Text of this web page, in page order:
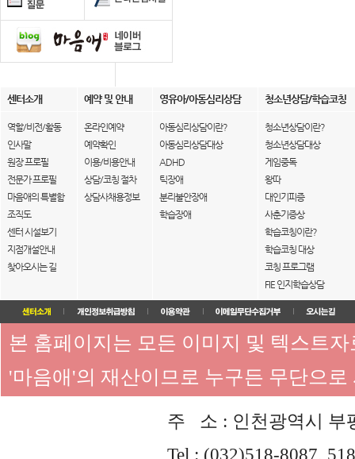
센터소개 예약 및 안내 영유아/아동심리상담 청소년상담/학습코칭
역할/비전/활동
인사말
원장 프로필
전문가 프로필
마음애의 특별함
조직도
센터 시설보기
지점개설안내
찾아오시는 길
온라인예약
예약확인
이용/비용안내
상담/코칭 절차
상담사채용정보
아동심리상담이란?
아동심리상담대상
ADHD
틱장애
분리불안장애
학습장애
청소년상담이란?
청소년상담대상
게임중독
왕따
대인기피증
사춘기증상
학습코칭이란?
학습코칭 대상
코칭 프로그램
FIE 인지학습상담
본 홈페이지는 모든 이미지 및 텍스트
'마음애'의 재산이므로 누구든 무단으
주 소 : 인천광역시 부
Tel : (032)518-8087,